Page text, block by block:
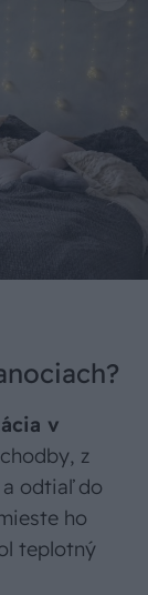
v
z
odtiaľ do
ho
teplotný